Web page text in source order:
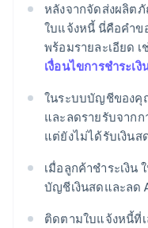
หลังจากจัดส่งผลิต
ใบแจ้งหนี้ นี่คือคำข
พร้อมรายละเอียด
เงื่อนไขการชำระเงิ
ในระบบบัญชีของคุ
และลดรายรับจาก
แต่ยังไม่ได้รับเงินส
เมื่อลูกค้าชำระเงิน
บัญชีเงินสดและลด
ติดตามใบแจ้งหนี้ที่